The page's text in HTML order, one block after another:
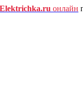
онлайн